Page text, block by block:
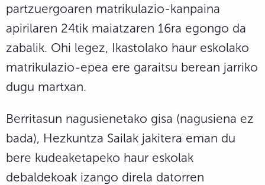
partzuergoaren matrikulazio-kanpaina
apirilaren 24tik maiatzaren 16ra egongo da
zabalik. Ohi legez, Ikastolako haur eskolako
matrikulazio-epea ere garaitsu berean jarriko
dugu martxan.
Berritasun nagusienetako gisa (nagusiena ez
bada), Hezkuntza Sailak jakitera eman du
bere kudeaketapeko haur eskolak
debaldekoak izango direla datorren